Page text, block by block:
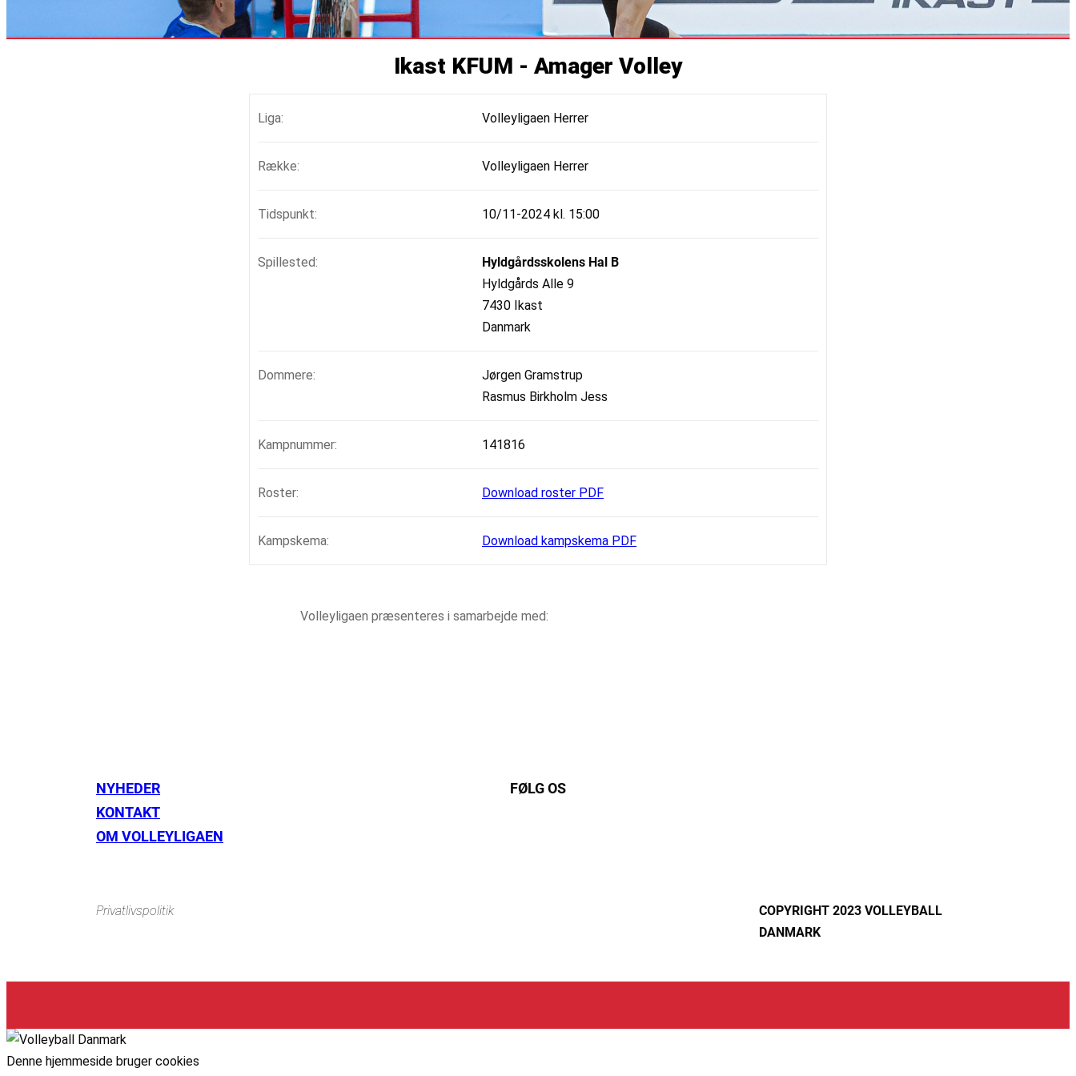
Ikast KFUM - Amager Volley
Liga: Volleyligaen Herrer
Række: Volleyligaen Herrer
Tidspunkt: 10/11-2024 kl. 15:00
Spillested:
Hyldgårdsskolens Hal B
Hyldgårds Alle 9
7430 Ikast
Danmark
Dommere:
Jørgen Gramstrup
Rasmus Birkholm Jess
Kampnummer: 141816
Roster: Download roster PDF
Kampskema: Download kampskema PDF
Volleyligaen præsenteres i samarbejde med:
NYHEDER
KONTAKT
OM VOLLEYLIGAEN
FØLG OS
Privatlivspolitik
COPYRIGHT 2023 VOLLEYBALL
DANMARK
Denne hjemmeside bruger cookies